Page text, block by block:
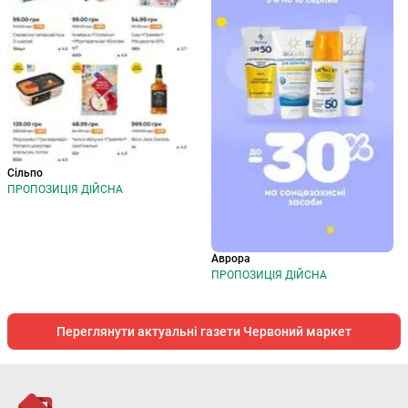
Сільпо
ПРОПОЗИЦІЯ ДІЙСНА
Аврора
ПРОПОЗИЦІЯ ДІЙСНА
Переглянути актуальні газети Червоний маркет